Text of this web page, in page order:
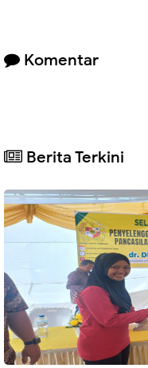
Komentar
Berita Terkini